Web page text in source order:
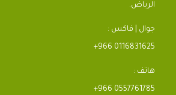
الرياض.
جوال | فاكس :
+966 0116831625
هاتف :
+966 0557761785